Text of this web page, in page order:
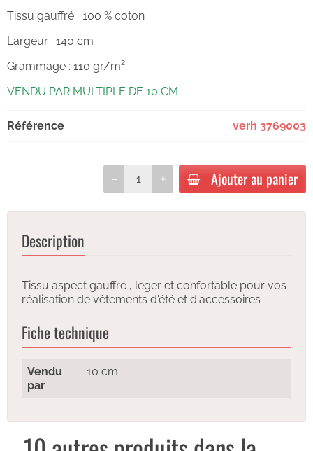
Tissu gauffré 100 % coton
Largeur : 140 cm
Grammage : 110 gr/m²
VENDU PAR MULTIPLE DE 10 CM
Référence verh 3769003
Ajouter au panier
Description
Tissu aspect gauffré , leger et confortable pour vos
réalisation de vêtements d'été et d'accessoires
Fiche technique
Vendu
par
10 cm